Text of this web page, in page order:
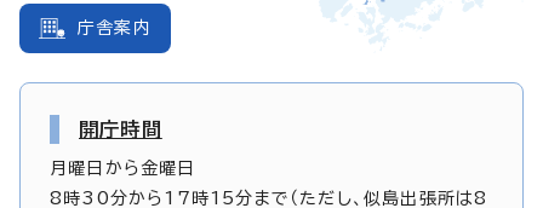
庁舎案内
開庁時間
月曜日から金曜日
8時30分から17時15分まで（ただし、似島出張所は8